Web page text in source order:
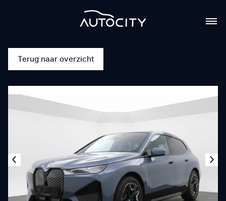
Terug naar overzicht